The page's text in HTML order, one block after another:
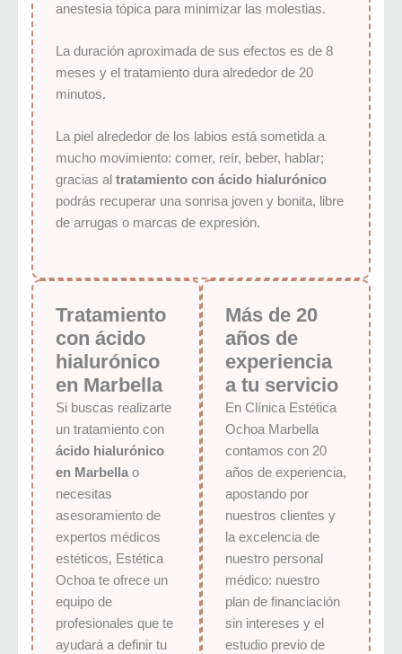
anestesia tópica para minimizar las molestias.
La duración aproximada de sus efectos es de 8
meses y el tratamiento dura alrededor de 20
minutos.
La piel alrededor de los labios está sometida a
mucho movimiento: comer, reír, beber, hablar;
gracias al tratamiento con ácido hialurónico
podrás recuperar una sonrisa joven y bonita, libre
de arrugas o marcas de expresión.
Tratamiento
con ácido
hialurónico
en Marbella
Si buscas realizarte
un tratamiento con
ácido hialurónico
en Marbella o
necesitas
asesoramiento de
expertos médicos
estéticos, Estética
Ochoa te ofrece un
equipo de
profesionales que te
ayudará a definir tu
Más de 20
años de
experiencia
a tu servicio
En Clínica Estética
Ochoa Marbella
contamos con 20
años de experiencia,
apostando por
nuestros clientes y
la excelencia de
nuestro personal
médico: nuestro
plan de financiación
sin intereses y el
estudio previo de